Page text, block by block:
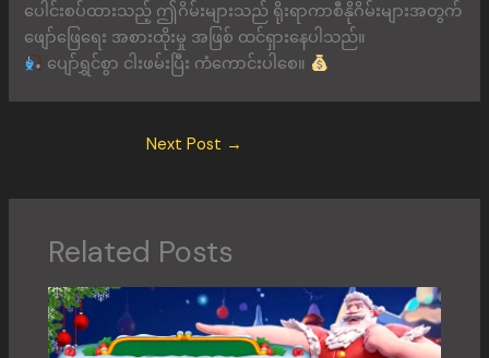
ပေါင်းစပ်ထားသည့် ဤဂိမ်းများသည် ရိုးရာကာစီနိုဂိမ်းများအတွက်
ဖျော်ဖြေရေး အစားထိုးမှု အဖြစ် ထင်ရှားနေပါသည်။
ပျော်ရွှင်စွာ ငါးဖမ်းပြီး ကံကောင်းပါစေ။
Next Post →
Related Posts